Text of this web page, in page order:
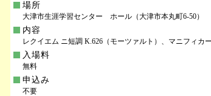
場所
大津市生涯学習センター ホール（大津市本丸町6-50）
内容
レクイエム ニ短調 K.626（モーツァルト）、マニフィカ
入場料
無料
申込み
不要